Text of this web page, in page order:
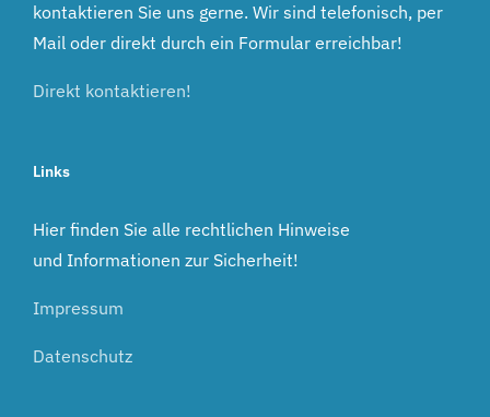
kontaktieren Sie uns gerne. Wir sind telefonisch, per
Mail oder direkt durch ein Formular erreichbar!
Direkt kontaktieren!
Links
Hier finden Sie alle rechtlichen Hinweise
und Informationen zur Sicherheit!
Impressum
Datenschutz